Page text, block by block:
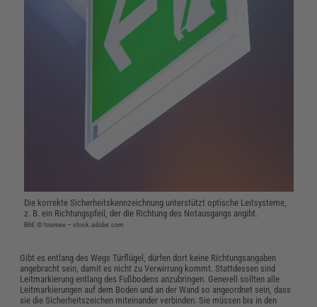
Die korrekte Sicherheitskennzeichnung unterstützt optische Leitsysteme,
z. B. ein Richtungspfeil, der die Richtung des Notausgangs angibt.
Bild: © tournee – stock.adobe.com
Gibt es entlang des Wegs Türflügel, dürfen dort keine Richtungsangaben
angebracht sein, damit es nicht zu Verwirrung kommt. Stattdessen sind
Leitmarkierung entlang des Fußbodens anzubringen. Generell sollten alle
Leitmarkierungen auf dem Boden und an der Wand so angeordnet sein, dass
sie die Sicherheitszeichen miteinander verbinden. Sie müssen bis in den